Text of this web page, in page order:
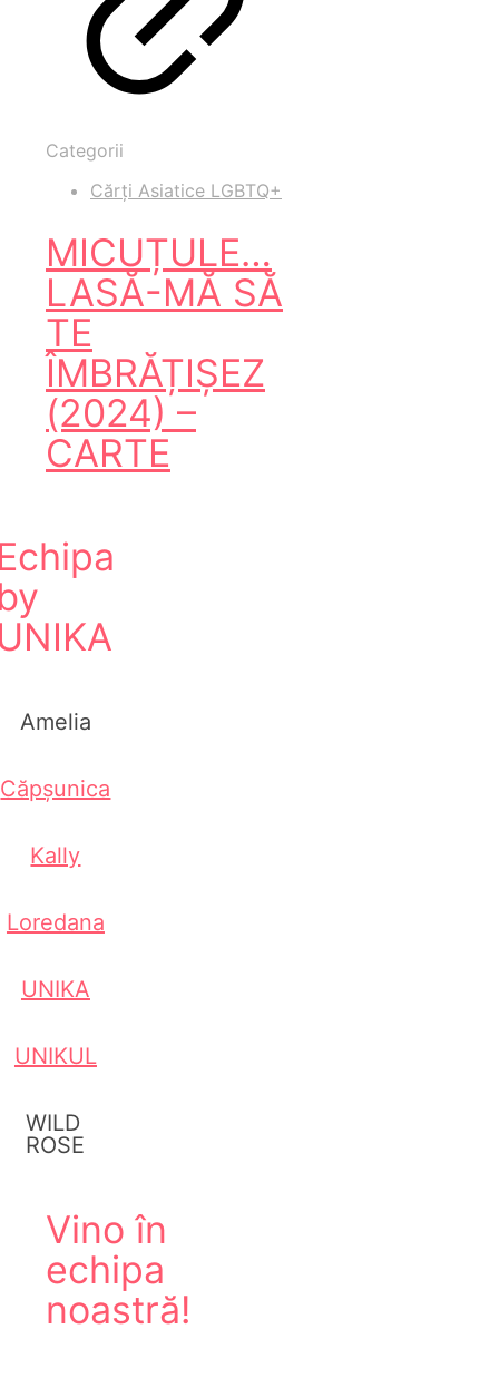
Categorii
Cărți Asiatice LGBTQ+
MICUȚULE…
LASĂ-MĂ SĂ
TE
ÎMBRĂȚIȘEZ
(2024) –
CARTE
Amelia
Căpșunica
Kally
Loredana
UNIKA
UNIKUL
WILD
ROSE
Vino în
echipa
noastră!